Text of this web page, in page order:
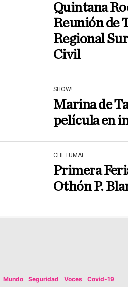
Quintana
Reunión de
Regional
Civil
SHOW!
Marina de
película en
CHETUMAL
Primera
Othón P.
Mundo Seguridad Voces Covid-19